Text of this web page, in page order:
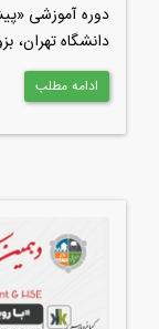
دوره آموزشی
دانشگاه تهران،
ادامه مطلب